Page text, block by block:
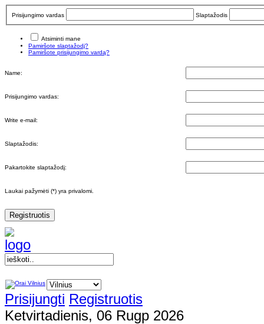
Prisijungimo vardas Slaptažodis
Atsiminti mane
Pamiršote slaptažodį?
Pamiršote prisijungimo vardą?
Name:
Prisijungimo vardas:
Write e-mail:
Slaptažodis:
Pakartokite slaptažodį:
Laukai pažymėti (*) yra privalomi.
Registruotis
Prisijungti Registruotis
Ketvirtadienis, 06 Rugp 2026